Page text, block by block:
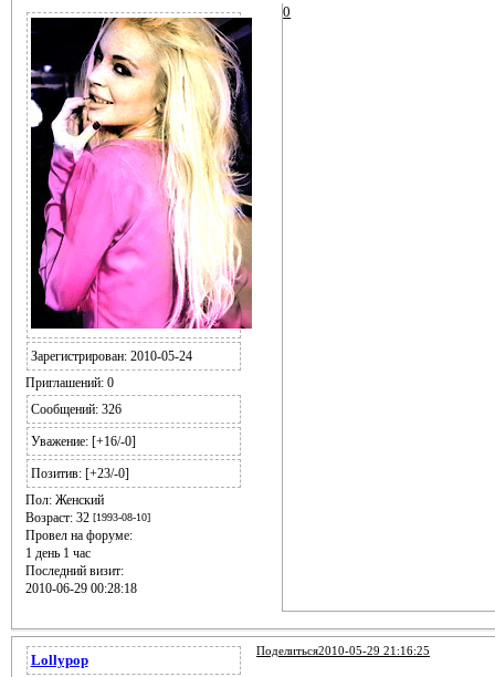
Зарегистрирован: 2010-05-24
Приглашений:0
Сообщений:326
Уважение: [+16/-0]
Позитив: [+23/-0]
Пол:Женский
Возраст:32 [1993-08-10]
Провел на форуме:
1 день 1 час
Последний визит:
2010-06-29 00:28:18
0
Поделиться2010-05-29 21:16:25
Lollypop